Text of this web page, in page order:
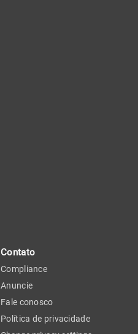
Contato
Compliance
Anuncie
Fale conosco
Política de privacidade